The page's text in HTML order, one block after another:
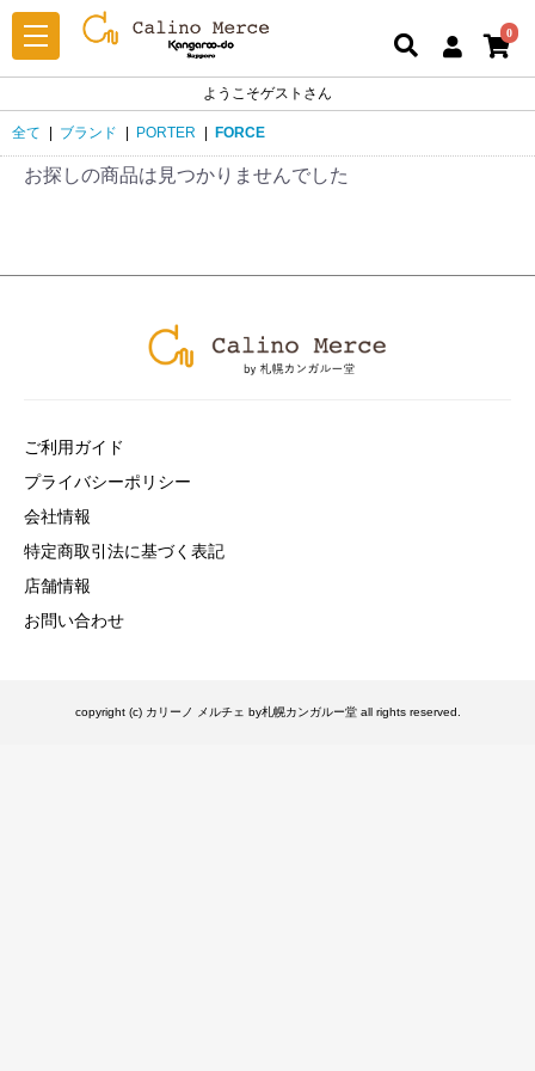
0
ようこそゲストさん
全て | ブランド | PORTER | FORCE
お探しの商品は見つかりませんでした
ご利用ガイド
プライバシーポリシー
会社情報
特定商取引法に基づく表記
店舗情報
お問い合わせ
copyright (c) カリーノ メルチェ by札幌カンガルー堂 all rights reserved.